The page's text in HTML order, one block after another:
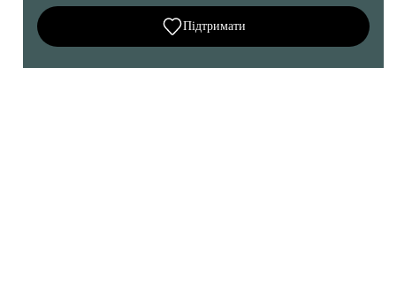
Підтримати